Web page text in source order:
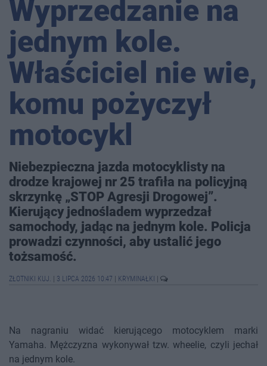
Wyprzedzanie na
jednym kole.
Właściciel nie wie,
komu pożyczył
motocykl
Niebezpieczna jazda motocyklisty na
drodze krajowej nr 25 trafiła na policyjną
skrzynkę „STOP Agresji Drogowej”.
Kierujący jednośladem wyprzedzał
samochody, jadąc na jednym kole. Policja
prowadzi czynności, aby ustalić jego
tożsamość.
ZŁOTNIKI KUJ. 3 LIPCA 2026 10:47 KRYMINAŁKI
Na nagraniu widać kierującego motocyklem marki
Yamaha. Mężczyzna wykonywał tzw. wheelie, czyli jechał
na jednym kole.